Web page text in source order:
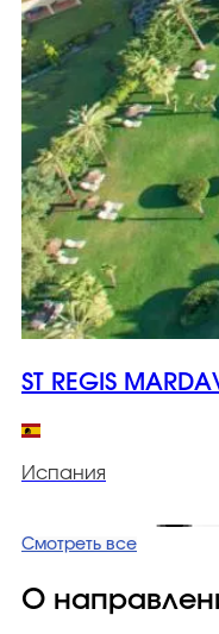
ST REGIS
Испания
Смотреть все
О